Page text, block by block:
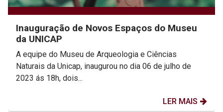
Inauguração de Novos Espaços do Museu
da UNICAP
A equipe do Museu de Arqueologia e Ciências
Naturais da Unicap, inaugurou no dia 06 de julho de
2023 ás 18h, dois...
LER MAIS